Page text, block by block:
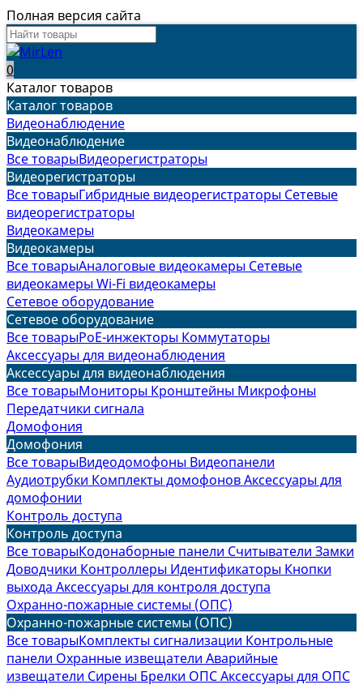
Полная версия сайта
0
Каталог товаров
Каталог товаров
Видеонаблюдение
Видеонаблюдение
Все товарыВидеорегистраторы
Видеорегистраторы
Все товарыГибридные видеорегистраторы Сетевые
видеорегистраторы
Видеокамеры
Видеокамеры
Все товарыАналоговые видеокамеры Сетевые
видеокамерыWi-Fi видеокамеры
Сетевое оборудование
Сетевое оборудование
Все товарыPoE-инжекторы Коммутаторы
Аксессуары для видеонаблюдения
Аксессуары для видеонаблюдения
Все товарыМониторы Кронштейны Микрофоны
Передатчики сигнала
Домофония
Домофония
Все товарыВидеодомофоны Видеопанели
Аудиотрубки Комплекты домофоновАксессуары для
домофонии
Контроль доступа
Контроль доступа
Все товарыКодонаборные панели Считыватели Замки
Доводчики Контроллеры Идентификаторы Кнопки
выхода Аксессуары для контроля доступа
Охранно-пожарные системы (ОПС)
Охранно-пожарные системы (ОПС)
Все товарыКомплекты сигнализации Контрольные
панели Охранные извещатели Аварийные
извещатели Сирены Брелки ОПСАксессуары для ОПС